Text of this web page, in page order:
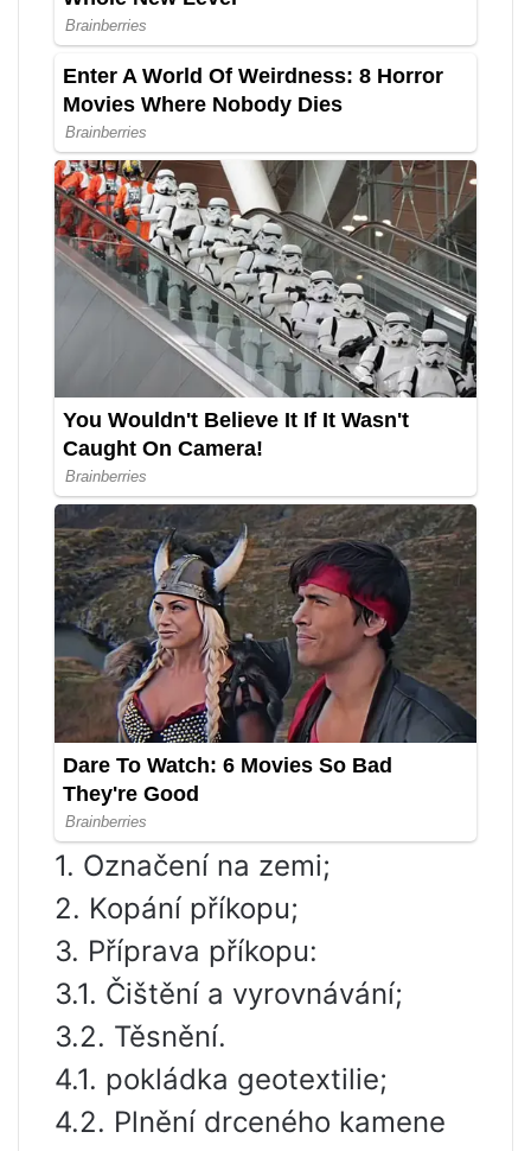
1. Označení na zemi;
2. Kopání příkopu;
3. Příprava příkopu:
3.1. Čištění a vyrovnávání;
3.2. Těsnění.
4.1. pokládka geotextilie;
4.2. Plnění drceného kamene